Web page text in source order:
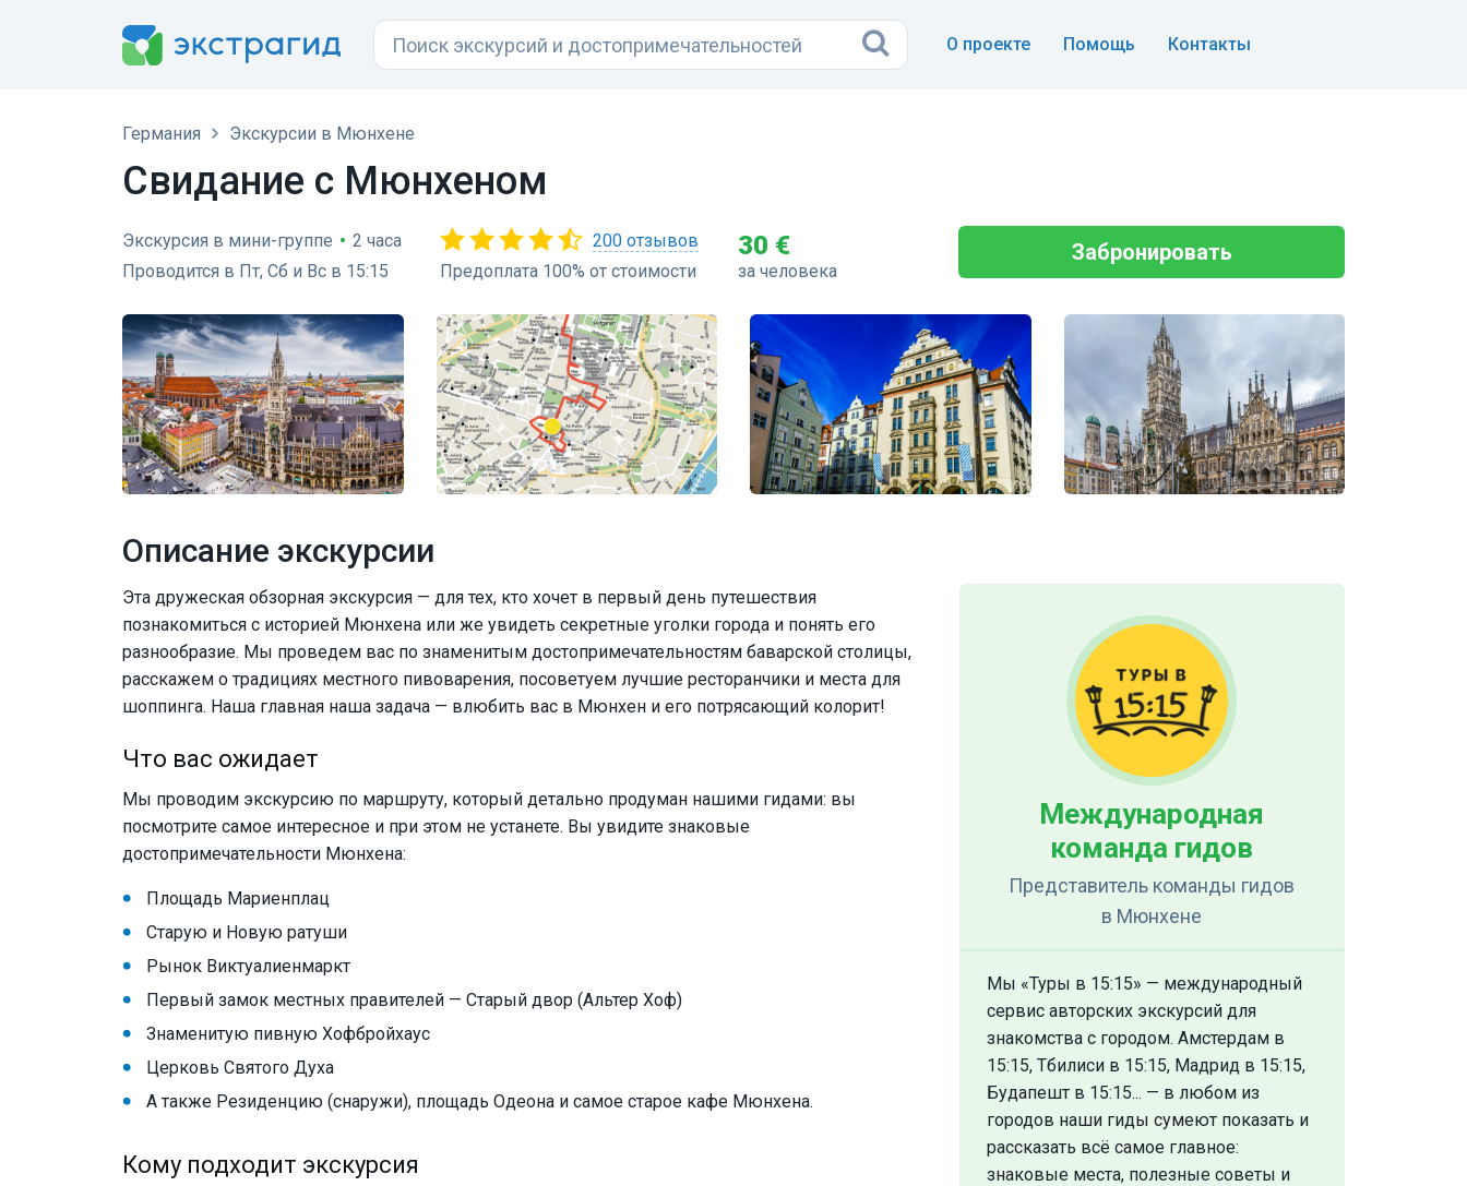
О проекте Помощь Контакты
Германия Экскурсии в Мюнхене
Свидание с Мюнхеном
Экскурсия в мини-группе • 2 часа
Проводится в Пт, Сб и Вс в 15:15
200 отзывов
Предоплата 100% от стоимости
30 €
за человека
Забронировать
Описание экскурсии
Эта дружеская обзорная экскурсия — для тех, кто хочет в первый день путешествия
познакомиться с историей Мюнхена или же увидеть секретные уголки города и понять его
разнообразие. Мы проведем вас по знаменитым достопримечательностям баварской столицы,
расскажем о традициях местного пивоварения, посоветуем лучшие ресторанчики и места для
шоппинга. Наша главная наша задача — влюбить вас в Мюнхен и его потрясающий колорит!
Что вас ожидает
Мы проводим экскурсию по маршруту, который детально продуман нашими гидами: вы
посмотрите самое интересное и при этом не устанете. Вы увидите знаковые
достопримечательности Мюнхена:
Площадь Мариенплац
Старую и Новую ратуши
Рынок Виктуалиенмаркт
Первый замок местных правителей — Старый двор (Альтер Хоф)
Знаменитую пивную Хофбройхаус
Церковь Святого Духа
А также Резиденцию (снаружи), площадь Одеона и самое старое кафе Мюнхена.
Кому подходит экскурсия
Международная
команда гидов
Представитель команды гидов
в Мюнхене
Мы «Туры в 15:15» — международный
сервис авторских экскурсий для
знакомства с городом. Амстердам в
15:15, Тбилиси в 15:15, Мадрид в 15:15,
Будапешт в 15:15... — в любом из
городов наши гиды сумеют показать и
рассказать всё самое главное:
знаковые места, полезные советы и